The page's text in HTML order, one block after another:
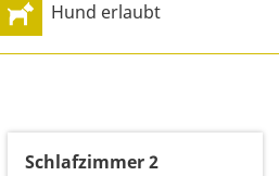
Hund erlaubt
Schlafzimmer 2